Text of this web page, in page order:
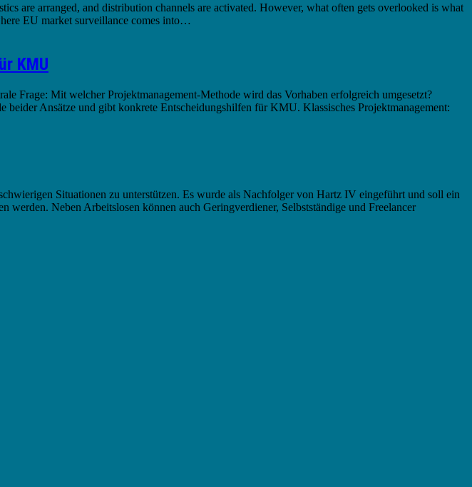
are arranged, and distribution channels are activated. However, what often gets overlooked is what
EU market surveillance comes into…
KMU
Frage: Mit welcher Projektmanagement-Methode wird das Vorhaben erfolgreich umgesetzt?
Ansätze und gibt konkrete Entscheidungshilfen für KMU. Klassisches Projektmanagement:
Situationen zu unterstützen. Es wurde als Nachfolger von Hartz IV eingeführt und soll ein
Neben Arbeitslosen können auch Geringverdiener, Selbstständige und Freelancer